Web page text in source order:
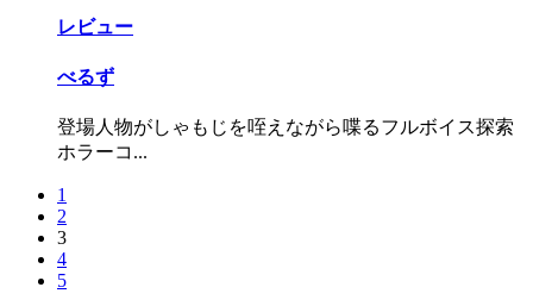
レビュー
べるず
登場人物がしゃもじを咥えながら喋るフルボイス探索
ホラーコ...
1
2
3
4
5